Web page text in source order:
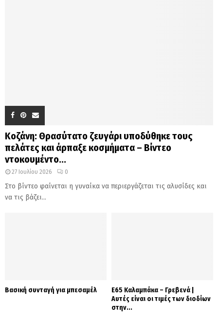
Κοζάνη: Θρασύτατο ζευγάρι υποδύθηκε τους
πελάτες και άρπαξε κοσμήματα – Βίντεο
ντοκουμέντο...
27 Ιουλίου 2026 0
Στο βίντεο φαίνεται η γυναίκα να περιεργάζεται τις αλυσίδες και
να τις βάζει...
Βασική συνταγή για μπεσαμέλ
Ε65 Καλαμπάκα – Γρεβενά |
Αυτές είναι οι τιμές των διοδίων
στην...